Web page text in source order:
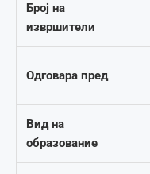
Број на
извршители
Одговара пред
Вид на
образование